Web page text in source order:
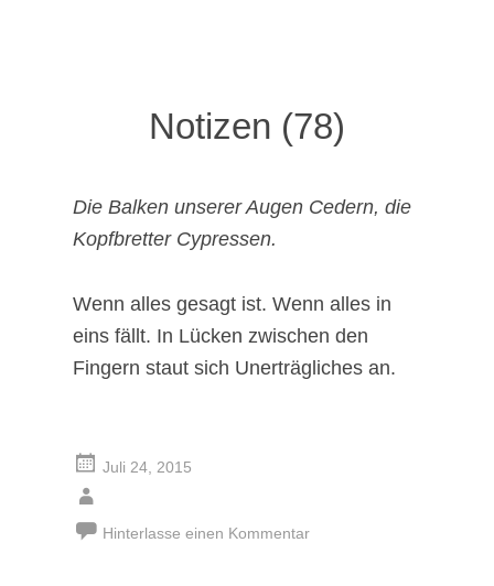
Notizen (78)
Die Balken unserer Augen Cedern, die
Kopfbretter Cypressen.
Wenn alles gesagt ist. Wenn alles in
eins fällt. In Lücken zwischen den
Fingern staut sich Unerträgliches an.
Juli 24, 2015
Hinterlasse einen Kommentar